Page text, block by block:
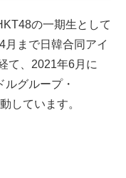
の一期生として
月まで日韓合同アイ
て、2021年6月に
グループ・
しています。